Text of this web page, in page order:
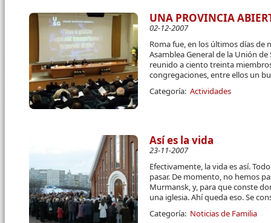
UNA PROVINCIA
02-12-2007
Roma fue, en los últimos días de
Asamblea General de la Unión
reunido a ciento treinta
congregaciones, entre ellos un
Categoría: Actividades
Así es la vida
23-11-2007
Efectivamente, la vida es así.
pasar. De momento, no hemos
Murmansk, y, para que conste
una iglesia. Ahí queda eso. Se
Categoría: Noticias de Familia